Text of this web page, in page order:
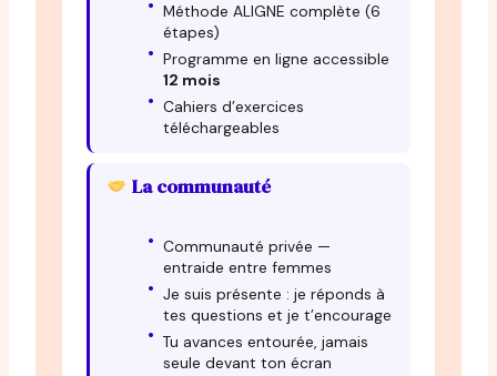
Méthode ALIGNE complète (6
étapes)
Programme en ligne accessible
12 mois
Cahiers d’exercices
téléchargeables
La communauté
Communauté privée —
entraide entre femmes
Je suis présente : je réponds à
tes questions et je t’encourage
Tu avances entourée, jamais
seule devant ton écran